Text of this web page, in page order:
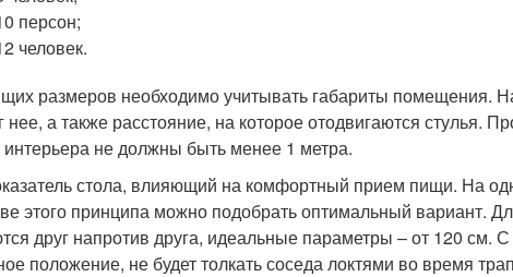
персон;
человек.
размеров необходимо учитывать габариты помещения.
нее, а также расстояние, на которое отодвигаются стулья.
не должны быть менее 1 метра.
стола, влияющий на комфортный прием пищи. На
этого принципа можно подобрать оптимальный вариант.
друг напротив друга, идеальные параметры – от 120 см.
положение, не будет толкать соседа локтями во время